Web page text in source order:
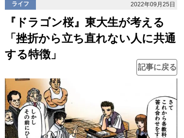
ライフ 2022年09月25日
『ドラゴン桜』東大生が考える
「挫折から立ち直れない人に共通
する特徴」
記事に戻る